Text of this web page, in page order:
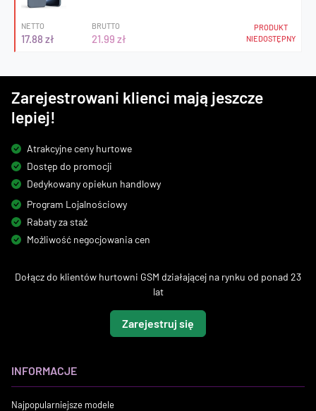
NETTO
17.88 zł
BRUTTO
21.99 zł
PRODUKT
NIEDOSTĘPNY
Zarejestrowani klienci mają jeszcze
lepiej!
Atrakcyjne ceny hurtowe
Dostęp do promocji
Dedykowany opiekun handlowy
Program Lojalnościowy
Rabaty za staż
Możliwość negocjowania cen
Dołącz do klientów hurtowni GSM działającej na rynku od ponad 23
lat
Zarejestruj się
INFORMACJE
Najpopularniejsze modele